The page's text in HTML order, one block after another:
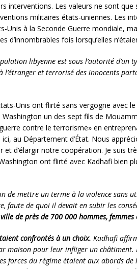
interventions. Les valeurs ne sont
militaires états-uniennes. Les
Unis à la Seconde Guerre mondiale,
d’innombrables fois lorsqu’elles
libyenne est sous l’autorité
l’étranger et terrorisé des innocents
Unis ont flirté sans vergogne avec
Washington un des sept fils de
contre le terrorisme» en
ici, au Département d’État. Nous
d’élargir notre coopération. Je suis
ont flirté avec Kadhafi bien
de mettre un terme à la violence
faute de quoi il devait en subir les
de près de 700 000 hommes,
confrontés à un choix. Kadhafi
maison pour leur infliger un châtiment.
forces du régime étaient aux abords de